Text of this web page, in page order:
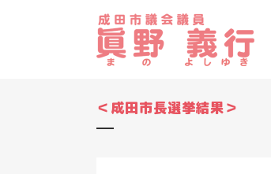
＜成田市長選挙結果＞